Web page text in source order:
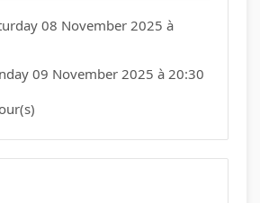
08 November 2025 à
09 November 2025 à 20:30